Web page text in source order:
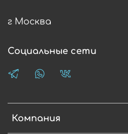
Компания
г Москва
Социальные сети